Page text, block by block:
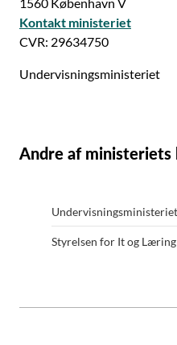
Kontakt ministeriet
CVR: 29634750
Undervisningsministeriet
Andre af ministeriets
Undervisningsministeriet
Styrelsen for It og Læring